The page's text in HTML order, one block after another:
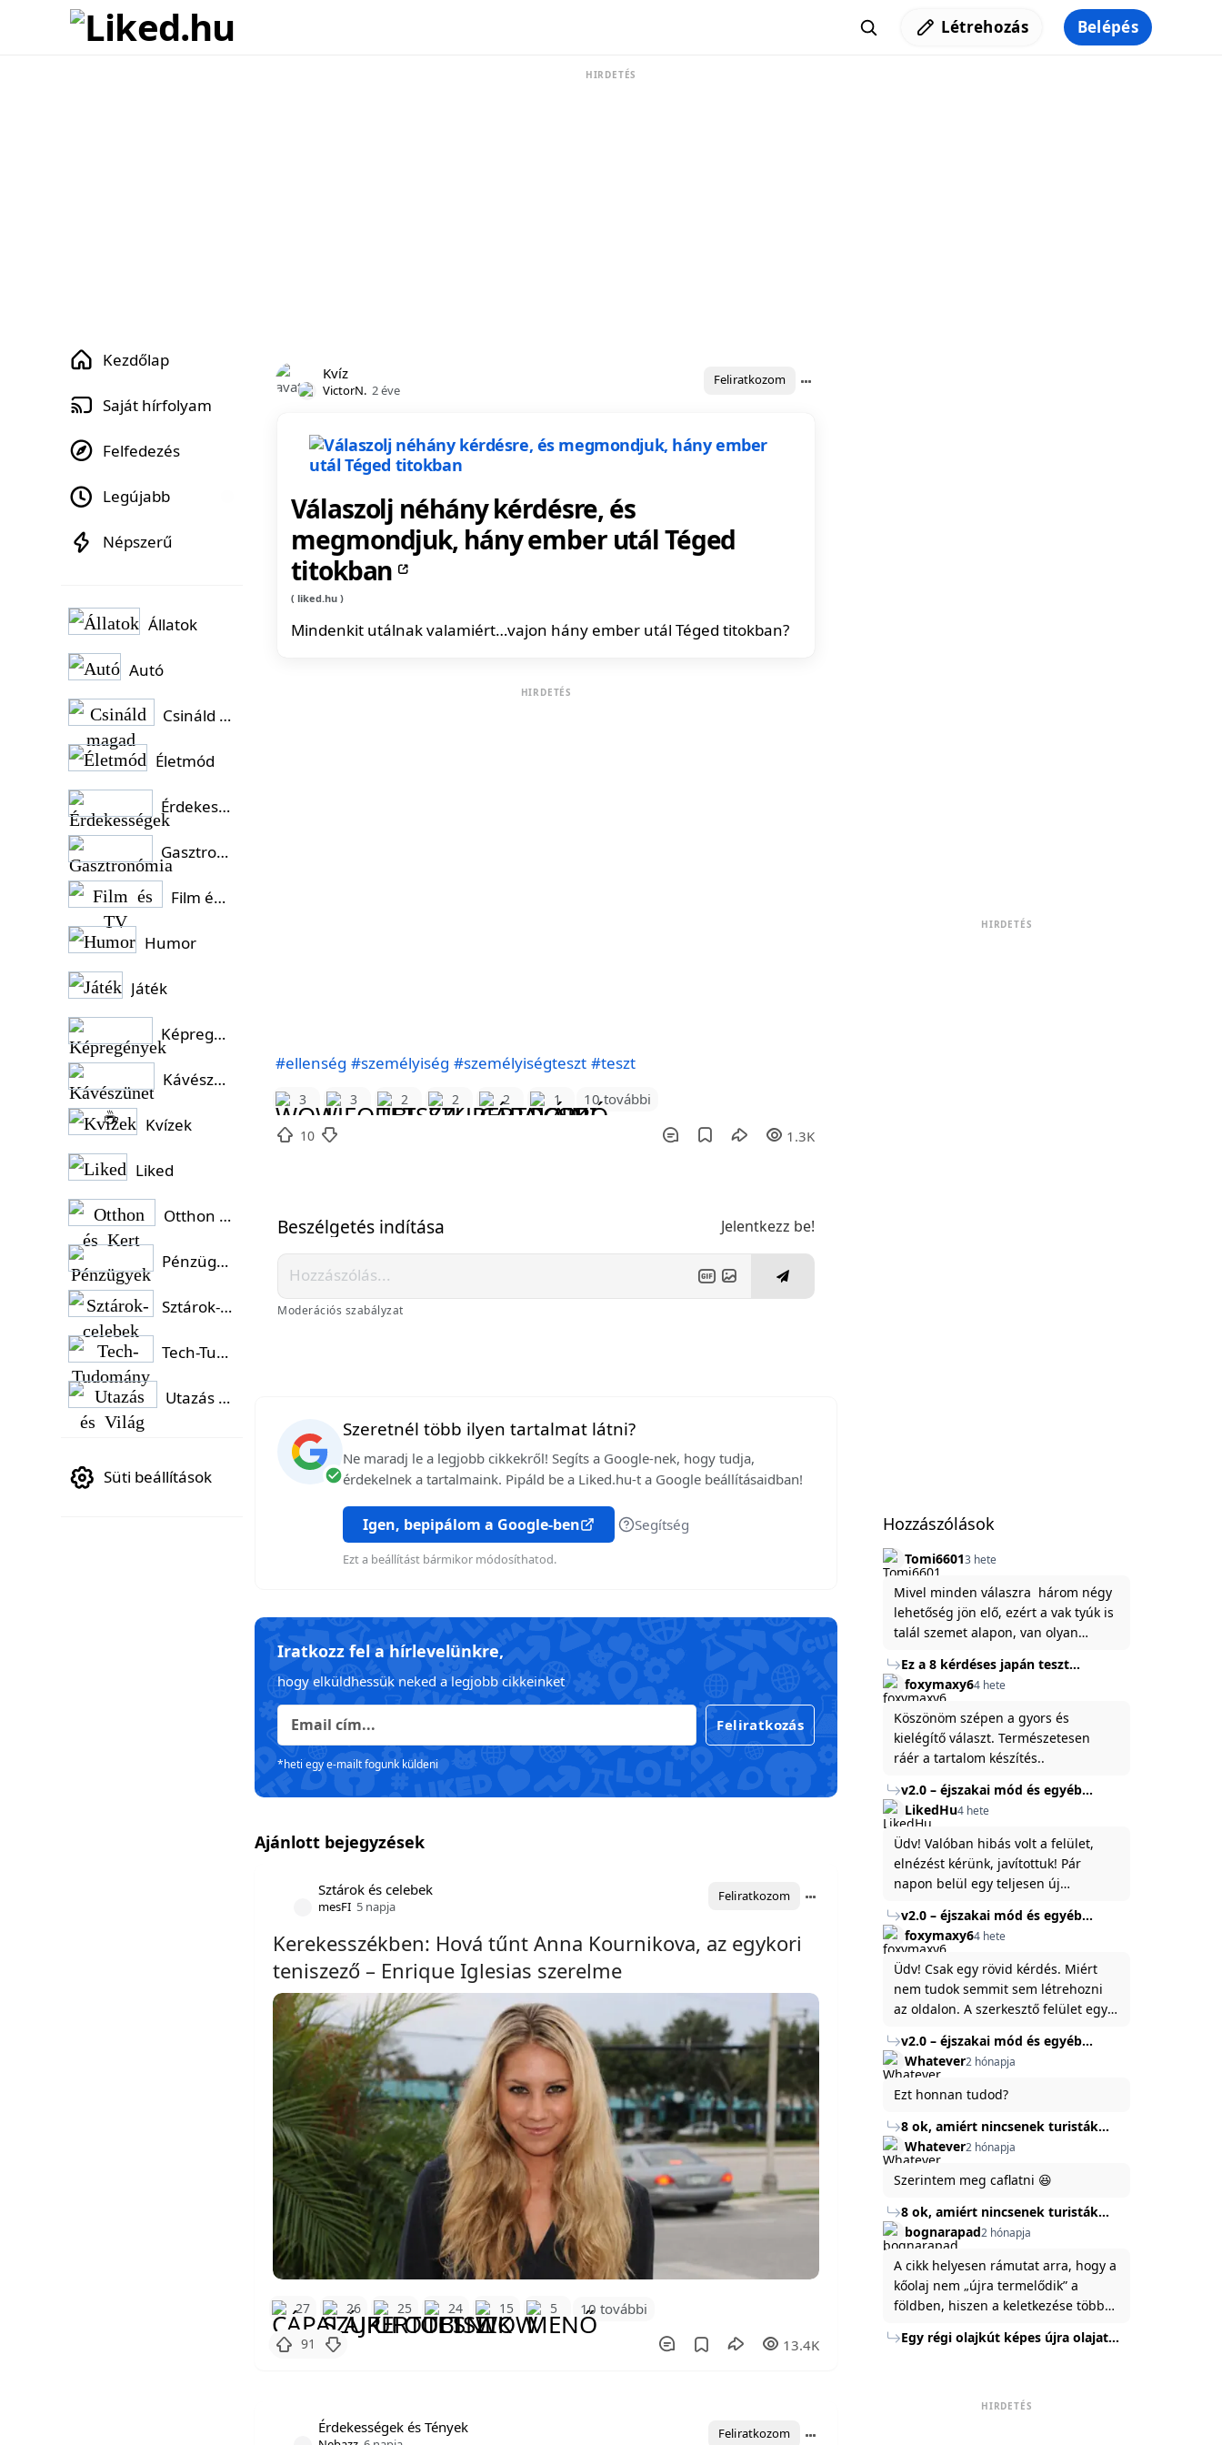
Létrehozás Belépés
HIRDETÉS
Kvíz
VictorN. 2 éve
Feliratkozom
Válaszolj néhány kérdésre, és
megmondjuk, hány ember utál Téged
titokban
liked.hu
Mindenkit utálnak valamiért…vajon hány ember utál Téged titokban?
HIRDETÉS
#ellenség #személyiség #személyiségteszt #teszt
3 3 2 2 2 1 10 további
10 1.3K
Beszélgetés indítása Jelentkezz be!
Moderációs szabályzat
Szeretnél több ilyen tartalmat látni?
Ne maradj le a legjobb cikkekről! Segíts a Google-nek, hogy tudja,
érdekelnek a tartalmaink. Pipáld be a Liked.hu-t a Google beállításaidban!
Igen, bepipálom a Google-ben Segítség
Ezt a beállítást bármikor módosíthatod.
Iratkozz fel a hírlevelünkre,
hogy elküldhessük neked a legjobb cikkeinket
Feliratkozás
*heti egy e-mailt fogunk küldeni
Ajánlott bejegyzések
Sztárok és celebek
mesFI 5 napja
Feliratkozom
Kerekesszékben: Hová tűnt Anna Kournikova, az egykori
teniszező – Enrique Iglesias szerelme
27 26 25 24 15 5 10 további
91 13.4K
Érdekességek és Tények Feliratkozom
HIRDETÉS
Hozzászólások
Tomi66013 hete
Mivel minden válaszra három négy
lehetőség jön elő, ezért a vak tyúk is
talál szemet alapon, van olyan
Ez a 8 kérdéses japán teszt
hibátlanul feltárja az igazságot
rólad
foxymaxy64 hete
Köszönöm szépen a gyors és
kielégítő választ. Természetesen
ráér a tartalom készítés..
v2.0 – éjszakai mód és egyéb
fejlesztések
LikedHu4 hete
Üdv! Valóban hibás volt a felület,
elnézést kérünk, javítottuk! Pár
napon belül egy teljesen új
weboldal legújabb, 3.0-ás verzióját,
és vélhetően ez zavart be kicsit.Egy
baráti megjegyzés: ha nem fontos
és tud várni néhány napot a
tartalom, amit készíteni
szeretnél, inkább várj néhány napot,
mert ég és föld lesz a különbség a
jelenlegi rendszer és az új között -
legfőképpen egyébként épp
tartalomkészítési szempontból! :)
v2.0 – éjszakai mód és egyéb
fejlesztések
foxymaxy64 hete
Üdv! Csak egy rövid kérdés. Miért
nem tudok semmit sem létrehozni
az oldalon. A szerkesztő felület egy
Köszönöm ha válaszoltok.
v2.0 – éjszakai mód és egyéb
fejlesztések
Whatever2 hónapja
Ezt honnan tudod?
8 ok, amiért nincsenek turisták
Törökország Fekete-tenger felőli
partján
Whatever2 hónapja
Szerintem meg caflatni 😆
8 ok, amiért nincsenek turisták
Törökország Fekete-tenger felőli
partján
bognarapad2 hónapja
A cikk helyesen rámutat arra, hogy a
kőolaj nem „újra termelődik” a
földben, hiszen a keletkezése több
Energiaügyi Minisztériuma szerint a
kőzetben marad. A
Egy régi olajkút képes újra olajat
HIRDETÉS
Kezdőlap
Saját hírfolyam
Felfedezés
Legújabb
Népszerű
Állatok
Autó
Csináld magad
Életmód
Érdekességek
Gasztronómia
Film és TV
Humor
Játék
Képregények
Kávészünet ☕
Kvízek
Liked
Otthon és Kert
Pénzügyek
Sztárok-celebek
Tech-Tudomány
Utazás és Világ
Süti beállítások